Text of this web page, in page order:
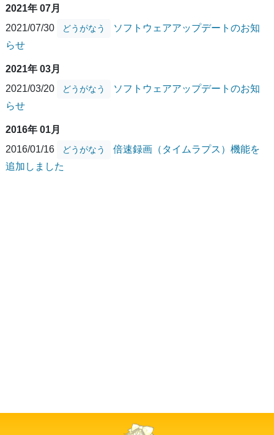
2021年 07月
2021/07/30
どうがなう
ソフトウェアアップデートのお知
らせ
2021年 03月
2021/03/20
どうがなう
ソフトウェアアップデートのお知
らせ
2016年 01月
2016/01/16
どうがなう
倍速録画（タイムラプス）機能を
追加しました